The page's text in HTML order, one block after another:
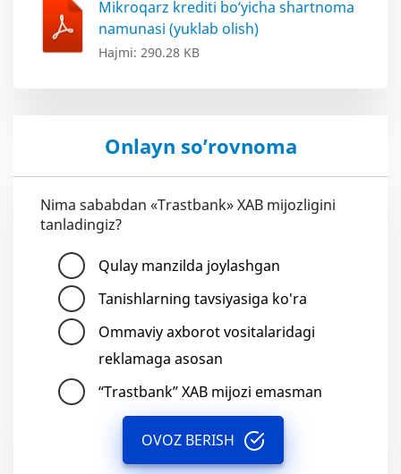
Mikroqarz krediti bo‘yicha shartnoma
namunasi (yuklab olish)
Hajmi: 290.28 KB
Onlayn so’rovnoma
Nima sababdan «Trastbank» XAB mijozligini
tanladingiz?
Qulay manzilda joylashgan
Tanishlarning tavsiyasiga ko'ra
Ommaviy axborot vositalaridagi
reklamaga asosan
“Trastbank” XAB mijozi emasman
OVOZ BERISH